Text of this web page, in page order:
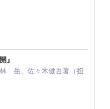
』
岳、佐々木健吾著（担